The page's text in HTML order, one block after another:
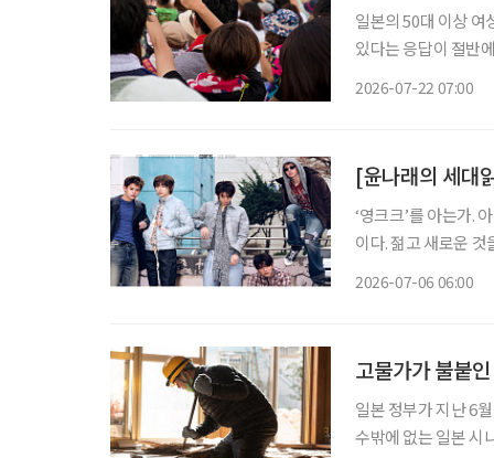
일본의 50대 이상 여
있다는 응답이 절반
2026-07-22 07:00
[윤나래의 세대
‘영크크’를 아는가.
이다. 젊고 새로운
2026-07-06 06:00
고물가가 불붙
일본 정부가 지난 6
수밖에 없는 일본 시니어들의